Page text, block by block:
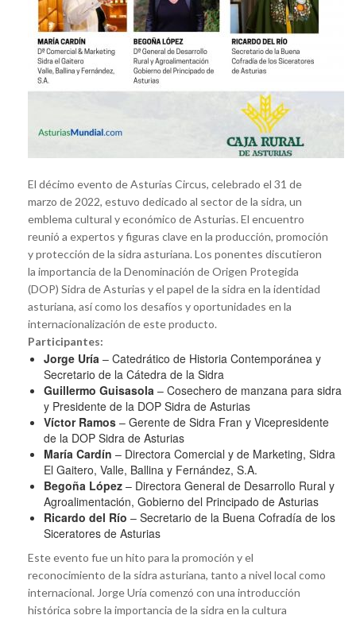
El décimo evento de Asturias Circus, celebrado el 31 de
marzo de 2022, estuvo dedicado al sector de la sidra, un
emblema cultural y económico de Asturias. El encuentro
reunió a expertos y figuras clave en la producción, promoción
y protección de la sidra asturiana. Los ponentes discutieron
la importancia de la Denominación de Origen Protegida
(DOP) Sidra de Asturias y el papel de la sidra en la identidad
asturiana, así como los desafíos y oportunidades en la
internacionalización de este producto.
Participantes:
Jorge Uría – Catedrático de Historia Contemporánea y
Secretario de la Cátedra de la Sidra
Guillermo Guisasola – Cosechero de manzana para sidra
y Presidente de la DOP Sidra de Asturias
Víctor Ramos – Gerente de Sidra Fran y Vicepresidente
de la DOP Sidra de Asturias
María Cardín – Directora Comercial y de Marketing, Sidra
El Gaitero, Valle, Ballina y Fernández, S.A.
Begoña López – Directora General de Desarrollo Rural y
Agroalimentación, Gobierno del Principado de Asturias
Ricardo del Río – Secretario de la Buena Cofradía de los
Siceratores de Asturias
Este evento fue un hito para la promoción y el
reconocimiento de la sidra asturiana, tanto a nivel local como
internacional. Jorge Uría comenzó con una introducción
histórica sobre la importancia de la sidra en la cultura